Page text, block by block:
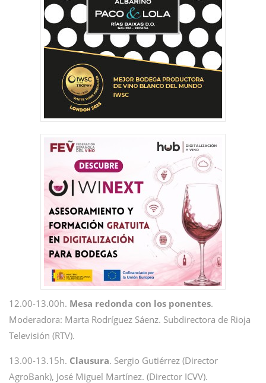
12.00-13.00h. Mesa redonda con los ponentes.
Moderadora: Marta Rodríguez Sáenz. Subdirectora de Rioja
Televisión (RTV).
13.00-13.15h. Clausura. Sergio Gutiérrez (Director
AgroBank), José Miguel Martínez. (Director ICVV).